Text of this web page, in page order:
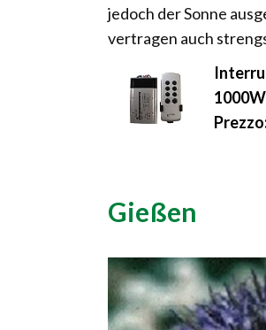
jedoch der Sonne
vertragen auch
1000W
Gießen